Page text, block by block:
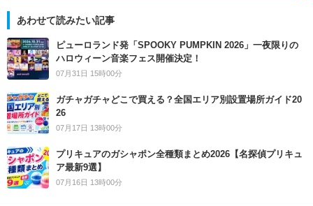
あわせて読みたい記事
ピューロランド発「SPOOKY PUMPKIN 2026」一夜限りの
ハロウィーン音楽フェス開催決定！
07月31日 15時00分
ガチャガチャどこで買える？全国エリア別設置場所ガイド20
26
07月17日 13時00分
プリキュアのガシャポン全種類まとめ2026【名探偵プリキュ
ア最新9選】
07月16日 13時00分